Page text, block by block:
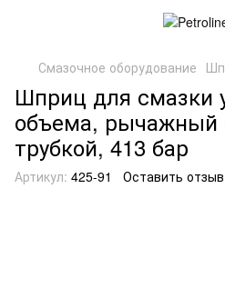
Смазочное оборудование
Шприц для смазки
объема, рычажный
трубкой, 413 бар
Артикул: 425-91 Оставить отзыв